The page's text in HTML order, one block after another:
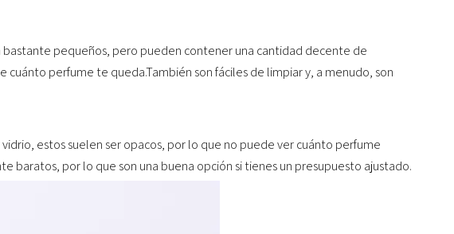
pequeños, pero pueden contener una cantidad decente de
perfume te queda.También son fáciles de limpiar y, a menudo, son
estos suelen ser opacos, por lo que no puede ver cuánto perfume
baratos, por lo que son una buena opción si tienes un presupuesto ajustado.